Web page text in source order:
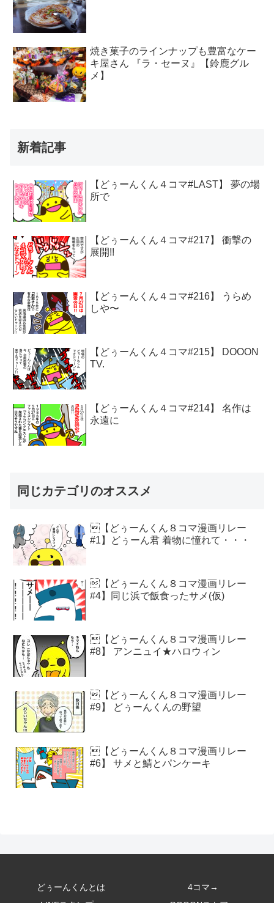
焼き菓子のラインナップも豊富なケー
キ屋さん 『ラ・セーヌ』【鈴鹿グル
メ】
新着記事
【どぅーんくん４コマ#LAST】 夢の場
所で
【どぅーんくん４コマ#217】 衝撃の
展開!!
【どぅーんくん４コマ#216】 うらめ
しや〜
【どぅーんくん４コマ#215】 DOOON
TV.
【どぅーんくん４コマ#214】 名作は
永遠に
同じカテゴリのオススメ
【どぅーんくん８コマ漫画リレー
#1】どぅーん君 着物に憧れて・・・
【どぅーんくん８コマ漫画リレー
#4】同じ浜で飯食ったサメ(仮)
【どぅーんくん８コマ漫画リレー
#8】 アンニュイ★ハロウィン
【どぅーんくん８コマ漫画リレー
#9】 どぅーんくんの野望
【どぅーんくん８コマ漫画リレー
#6】 サメと鯖とパンケーキ
どぅーんくんとは
4コマ→